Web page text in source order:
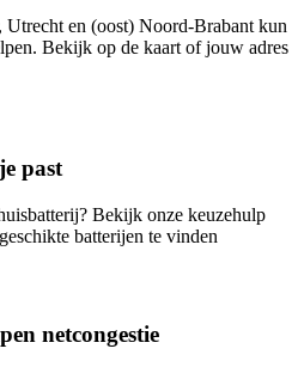
en (oost) Noord-Brabant kun
Bekijk op de kaart of jouw adres
past
Bekijk onze keuzehulp
batterijen te vinden
netcongestie